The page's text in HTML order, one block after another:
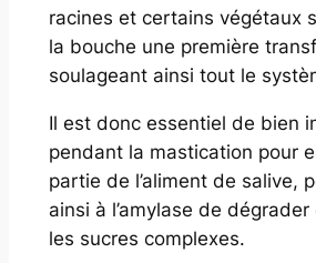
racines et certains végétaux
la bouche une première
soulageant ainsi tout le
Il est donc essentiel de bien
pendant la mastication pour
partie de l’aliment de salive,
ainsi à l’amylase de
les sucres complexes.